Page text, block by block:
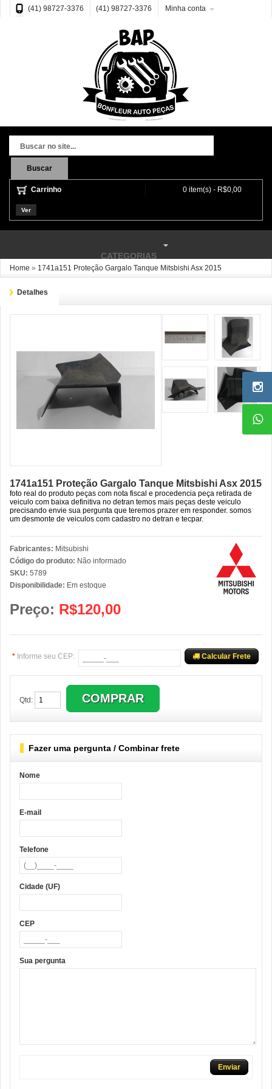
(41) 98727-3376 (41) 98727-3376 Minha conta
Buscar
Carrinho 0 item(s) - R$0,00
Ver
CATEGORIAS
Home » 1741a151 Proteção Gargalo Tanque Mitsbishi Asx 2015
Detalhes
1741a151 Proteção Gargalo Tanque Mitsbishi Asx 2015
foto real do produto peças com nota fiscal e procedencia peça retirada de
veiculo com baixa definitiva no detran temos mais peças deste veiculo
precisando envie sua pergunta que teremos prazer em responder. somos
um desmonte de veiculos com cadastro no detran e tecpar.
Fabricantes: Mitsubishi
Código do produto: Não informado
SKU: 5789
Disponibilidade: Em estoque
Preço: R$120,00
* Informe seu CEP: Calcular Frete
Qtd:
Fazer uma pergunta / Combinar frete
Nome
E-mail
Telefone
Cidade (UF)
CEP
Sua pergunta
Enviar